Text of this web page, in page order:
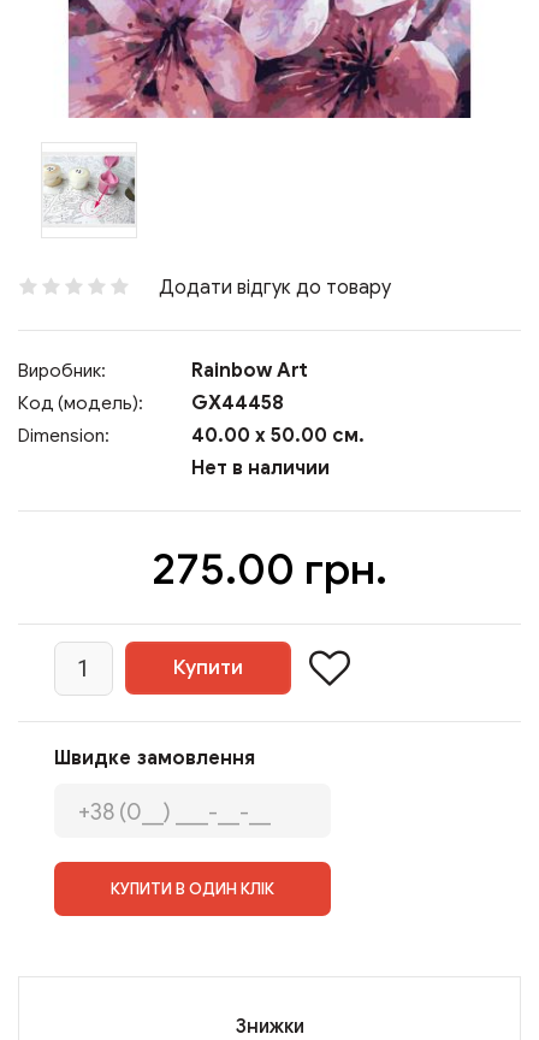
Додати відгук до товару
Виробник: Rainbow Art
Код (модель): GX44458
Dimension:
40.00 x 50.00 см.
Нет в наличии
275.00 грн.
Швидке замовлення
КУПИТИ В ОДИН КЛІК
Знижки